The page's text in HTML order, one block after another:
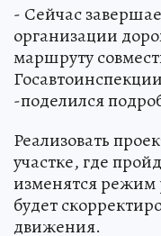
- Сейчас
организации
маршруту
-поделился
Реализовать
участке, где
изменятся режим
будет
движения.